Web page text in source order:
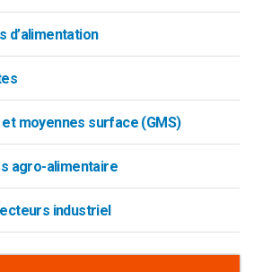
d’alimentation
et moyennes surface (GMS)
agro-alimentaire
industriel